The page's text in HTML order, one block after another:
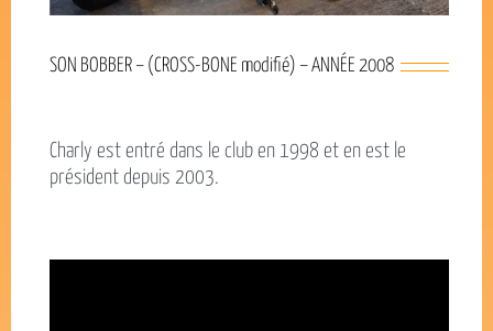
SON BOBBER – (CROSS-BONE modifié) – ANNÉE 2008
Charly est entré dans le club en 1998 et en est le
président depuis 2003.